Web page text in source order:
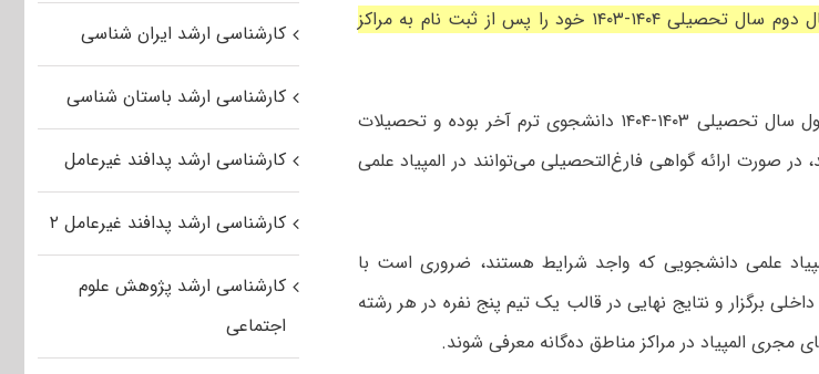
و گواهی اشتغال به تحصیل در نیم‌سال دوم سال تحصیلی ۱۴۰۴-۱۴۰۳ خود را پس از ثبت نام به مراکز
همچنین دانشجویانی که در نیم‌سال اول سال تحصیلی ۱۴۰۳-۱۴۰۴ دانشجوی ترم آخر بوده و تحصیلات
در صورت ارائه گواهی فارغ‌التحصیلی می‌توانند در المپیاد علمی
علمی دانشجویی که واجد شرایط هستند، ضروری است با
برگزار و نتایج نهایی در قالب یک تیم پنج نفره در هر رشته
مجری المپیاد در مراکز مناطق ده‌گانه معرفی شوند.
کارشناسی ارشد ایران شناسی
کارشناسی ارشد باستان شناسی
کارشناسی ارشد پدافند غیرعامل
کارشناسی ارشد پدافند غیرعامل ۲
کارشناسی ارشد پژوهش علوم
اجتماعی